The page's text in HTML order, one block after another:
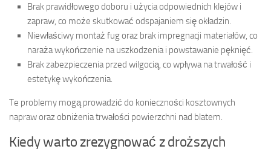
Brak prawidłowego doboru i użycia odpowiednich klejów i
zapraw, co może skutkować odspajaniem się okładzin.
Niewłaściwy montaż fug oraz brak impregnacji materiałów, co
naraża wykończenie na uszkodzenia i powstawanie pęknięć.
Brak zabezpieczenia przed wilgocią, co wpływa na trwałość i
estetykę wykończenia.
Te problemy mogą prowadzić do konieczności kosztownych
napraw oraz obniżenia trwałości powierzchni nad blatem.
Kiedy warto zrezygnować z droższych